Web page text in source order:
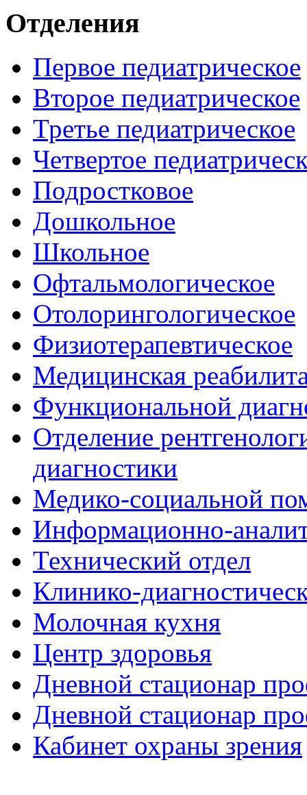
Отделения
Первое педиатрическое
Второе педиатрическое
Третье педиатрическое
Четвертое
Подростковое
Дошкольное
Школьное
Офтальмологическое
Отолорингологическое
Физиотерапевтическое
Медицинская
Функциональной
Отделение
диагностики
Медико-социальной
Информационно-
Технический отдел
Клинико-
Молочная кухня
Центр здоровья
Дневной стационар
Дневной стационар
Кабинет охраны зрения